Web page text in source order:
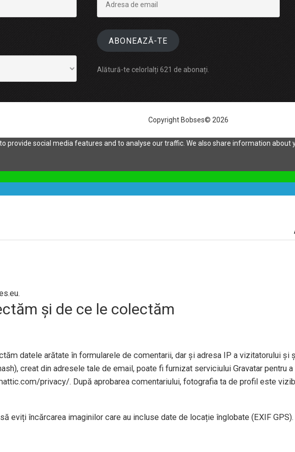
email
ABONEAZĂ-TE
Alătură-te celorlalți 621 de abonați.
Copyright Bobses© 2026
provide social media features and to analyse our traffic. We also share information
și de ce le colectăm
datele arătate în formularele de comentarii, dar și adresa IP a vizitatorului și
creat din adresele tale de email, poate fi furnizat serviciului Gravatar
privacy/. După aprobarea comentariului, fotografia ta de profil este
eviți încărcarea imaginilor care au incluse date de locație înglobate (EXIF